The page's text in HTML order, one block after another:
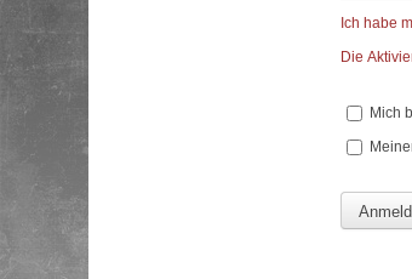
Ich habe
Die
Mich